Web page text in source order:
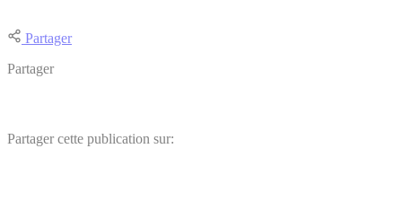
Partager
Partager
Partager cette publication sur: